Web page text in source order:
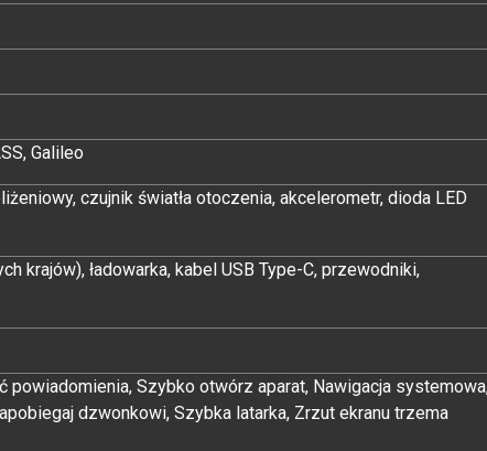
Galileo
czujnik światła otoczenia, akcelerometr, dioda LED
krajów), ładowarka, kabel USB Type-C, przewodniki,
powiadomienia, Szybko otwórz aparat, Nawigacja
dzwonkowi, Szybka latarka, Zrzut ekranu trzema